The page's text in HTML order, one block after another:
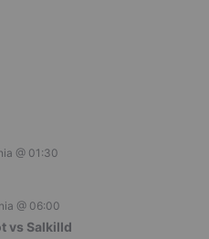
@ 01:30
@ 06:00
vs Salkilld